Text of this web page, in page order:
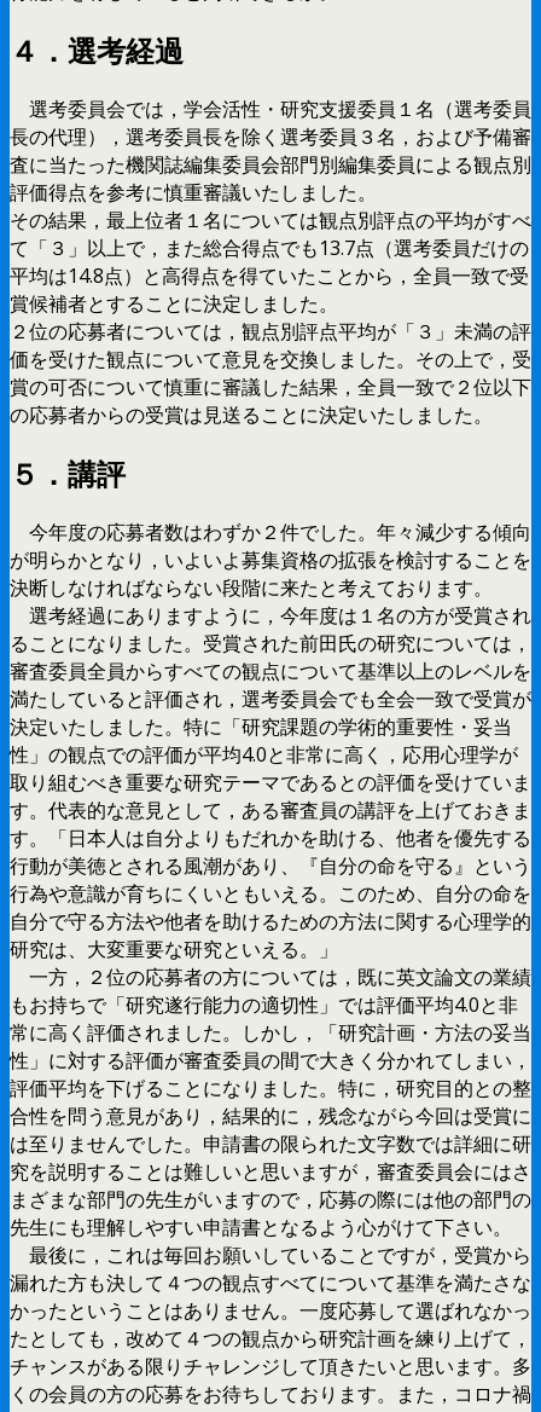
４．選考経過
選考委員会では，学会活性・研究支援委員１名（選考委員
長の代理），選考委員長を除く選考委員３名，および予備審
査に当たった機関誌編集委員会部門別編集委員による観点別
評価得点を参考に慎重審議いたしました。
その結果，最上位者１名については観点別評点の平均がすべ
て「３」以上で，また総合得点でも13.7点（選考委員だけの
平均は14.8点）と高得点を得ていたことから，全員一致で受
賞候補者とすることに決定しました。
２位の応募者については，観点別評点平均が「３」未満の評
価を受けた観点について意見を交換しました。その上で，受
賞の可否について慎重に審議した結果，全員一致で２位以下
の応募者からの受賞は見送ることに決定いたしました。
５．講評
今年度の応募者数はわずか２件でした。年々減少する傾向
が明らかとなり，いよいよ募集資格の拡張を検討することを
決断しなければならない段階に来たと考えております。
選考経過にありますように，今年度は１名の方が受賞され
ることになりました。受賞された前田氏の研究については，
審査委員全員からすべての観点について基準以上のレベルを
満たしていると評価され，選考委員会でも全会一致で受賞が
決定いたしました。特に「研究課題の学術的重要性・妥当
性」の観点での評価が平均4.0と非常に高く，応用心理学が
取り組むべき重要な研究テーマであるとの評価を受けていま
す。代表的な意見として，ある審査員の講評を上げておきま
す。「日本人は自分よりもだれかを助ける、他者を優先する
行動が美徳とされる風潮があり、『自分の命を守る』という
行為や意識が育ちにくいともいえる。このため、自分の命を
自分で守る方法や他者を助けるための方法に関する心理学的
研究は、大変重要な研究といえる。」
一方，２位の応募者の方については，既に英文論文の業績
もお持ちで「研究遂行能力の適切性」では評価平均4.0と非
常に高く評価されました。しかし，「研究計画・方法の妥当
性」に対する評価が審査委員の間で大きく分かれてしまい，
評価平均を下げることになりました。特に，研究目的との整
合性を問う意見があり，結果的に，残念ながら今回は受賞に
は至りませんでした。申請書の限られた文字数では詳細に研
究を説明することは難しいと思いますが，審査委員会にはさ
まざまな部門の先生がいますので，応募の際には他の部門の
先生にも理解しやすい申請書となるよう心がけて下さい。
最後に，これは毎回お願いしていることですが，受賞から
漏れた方も決して４つの観点すべてについて基準を満たさな
かったということはありません。一度応募して選ばれなかっ
たとしても，改めて４つの観点から研究計画を練り上げて，
チャンスがある限りチャレンジして頂きたいと思います。多
くの会員の方の応募をお待ちしております。また，コロナ禍